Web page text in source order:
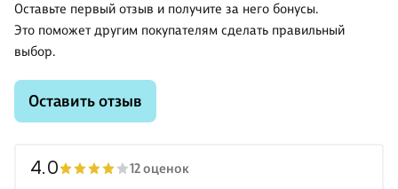
Оставьте первый отзыв и получите за него бонусы.
Это поможет другим покупателям сделать правильный
выбор.
Оставить отзыв
4.0 12 оценок